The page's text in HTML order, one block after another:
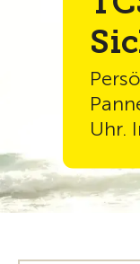
Uhr.